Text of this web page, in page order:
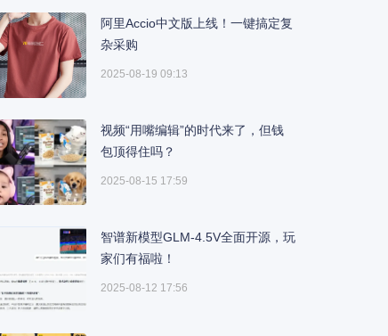
阿里Accio中文版上线！一键搞定复
杂采购
2025-08-19 09:13
视频“用嘴编辑”的时代来了，但钱
包顶得住吗？
2025-08-15 17:59
智谱新模型GLM-4.5V全面开源，玩
家们有福啦！
2025-08-12 17:56